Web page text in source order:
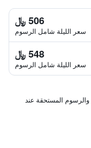
506 ﷼
سعر الليلة شامل الرسوم
548 ﷼
سعر الليلة شامل الرسوم
المستحقة عند